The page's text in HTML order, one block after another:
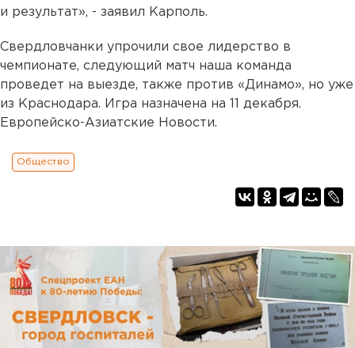
и результат», - заявил Карполь.
Свердловчанки упрочили свое лидерство в
чемпионате, следующий матч наша команда
проведет на выезде, также против «Динамо», но уже
из Краснодара. Игра назначена на 11 декабря.
Европейско-Азиатские Новости.
Общество